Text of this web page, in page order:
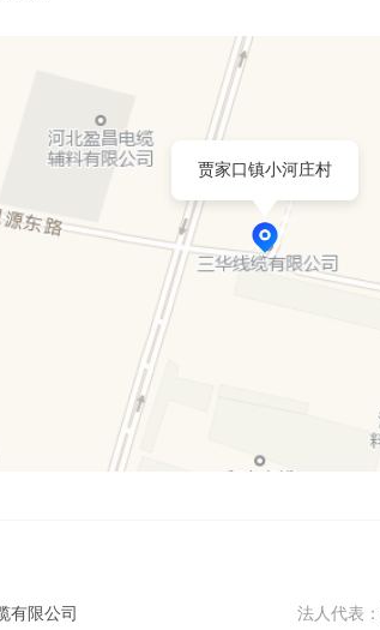
贾家口镇小河庄村
有限公司
法人代表：